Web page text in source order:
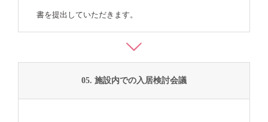
書を提出していただきます。
05. 施設内での入居検討会議